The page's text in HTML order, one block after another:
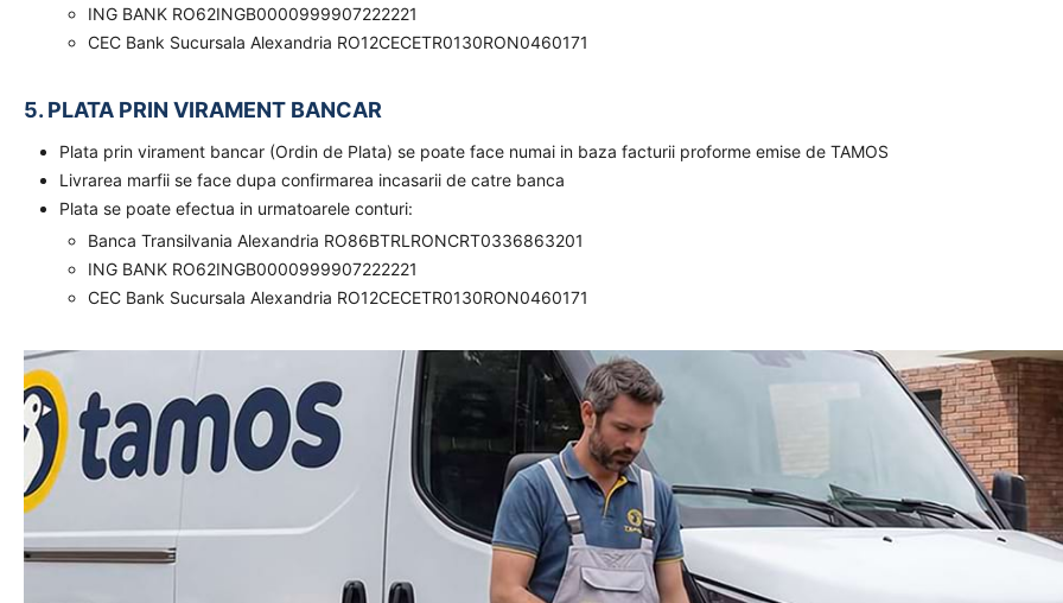
ING BANK RO62INGB0000999907222221
CEC Bank Sucursala Alexandria RO12CECETR0130RON0460171
5. PLATA PRIN VIRAMENT BANCAR
Plata prin virament bancar (Ordin de Plata) se poate face numai in baza facturii proforme emise de TAMOS
Livrarea marfii se face dupa confirmarea incasarii de catre banca
Plata se poate efectua in urmatoarele conturi:
Banca Transilvania Alexandria RO86BTRLRONCRT0336863201
ING BANK RO62INGB0000999907222221
CEC Bank Sucursala Alexandria RO12CECETR0130RON0460171